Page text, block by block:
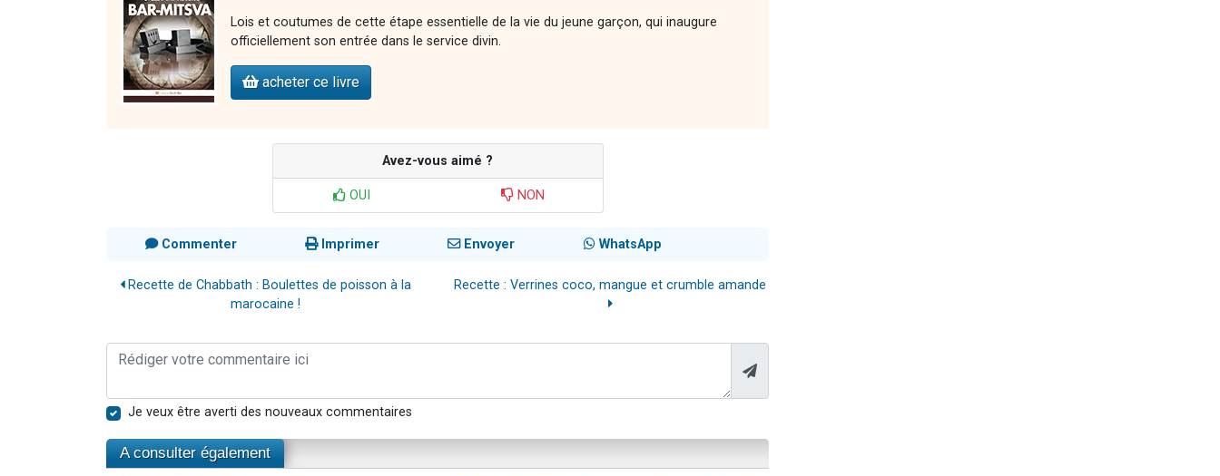
Lois et coutumes de cette étape essentielle de la vie du jeune garçon, qui inaugure
officiellement son entrée dans le service divin.
acheter ce livre
Avez-vous aimé ?
OUI NON
Commenter Imprimer Envoyer WhatsApp
Recette de Chabbath : Boulettes de poisson à la
marocaine !
Recette : Verrines coco, mangue et crumble amande
Je veux être averti des nouveaux commentaires
A consulter également